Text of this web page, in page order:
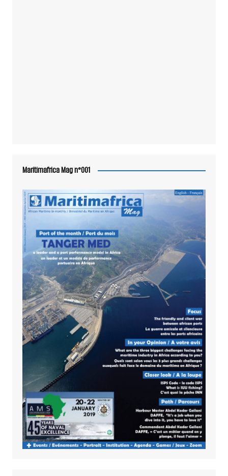
Maritimafrica Mag n°001